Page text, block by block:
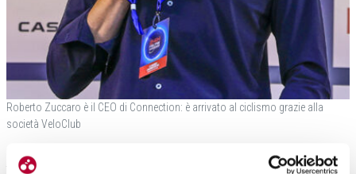
Roberto Zuccaro è il CEO di Connection: è arrivato al ciclismo grazie alla
società VeloClub
Dunque, un primo passo nel ciclismo, per altro in una terra come il Veneto molto
fertile dal punto di vista sportivo, come hanno dimostrato anche i recenti Giochi